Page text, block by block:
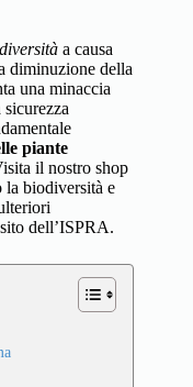
a causa
diminuzione della
una minaccia
piante
il nostro shop
la biodiversità e
dell’ISPRA.